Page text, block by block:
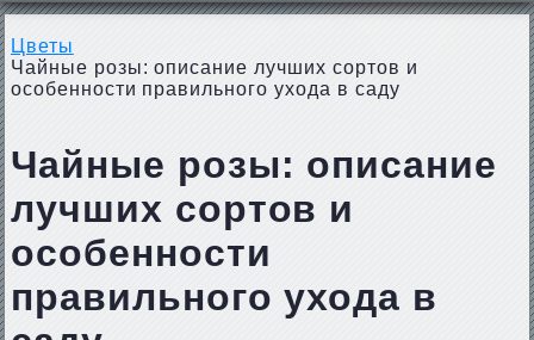
Цветы
Чайные розы: описание лучших сортов и
особенности правильного ухода в саду
Чайные розы: описание
лучших сортов и
особенности
правильного ухода в